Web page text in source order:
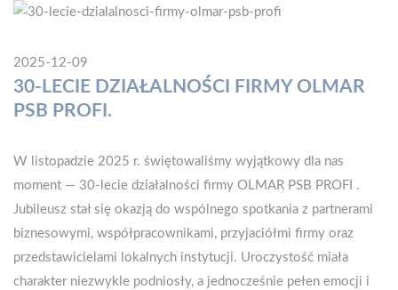
2025-12-09
30-LECIE DZIAŁALNOŚCI FIRMY OLMAR
PSB PROFI.
W listopadzie 2025 r. świętowaliśmy wyjątkowy dla nas
moment — 30-lecie działalności firmy OLMAR PSB PROFI .
Jubileusz stał się okazją do wspólnego spotkania z partnerami
biznesowymi, współpracownikami, przyjaciółmi firmy oraz
przedstawicielami lokalnych instytucji. Uroczystość miała
charakter niezwykle podniosły, a jednocześnie pełen emocji i